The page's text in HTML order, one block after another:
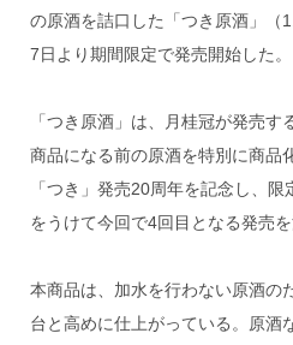
の原酒を詰口した「つき原酒」（
7日より期間限定で発売開始した。
「つき原酒」は、月桂冠が発売
商品になる前の原酒を特別に商品
「つき」発売20周年を記念し、
をうけて今回で4回目となる発売を
本商品は、加水を行わない原酒の
台と高めに仕上がっている。原酒